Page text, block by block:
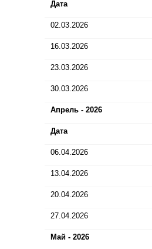
Дата
02.03.2026
16.03.2026
23.03.2026
30.03.2026
Апрель - 2026
Дата
06.04.2026
13.04.2026
20.04.2026
27.04.2026
Май - 2026